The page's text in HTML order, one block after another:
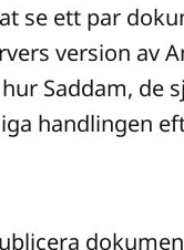
se ett par
version av
Saddam, de
handlingen